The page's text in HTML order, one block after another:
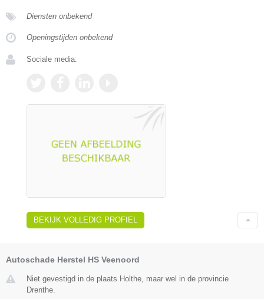
Diensten onbekend
Openingstijden onbekend
Sociale media:
BEKIJK VOLLEDIG PROFIEL
Autoschade Herstel HS Veenoord
Niet gevestigd in de plaats Holthe, maar wel in de provincie
Drenthe.